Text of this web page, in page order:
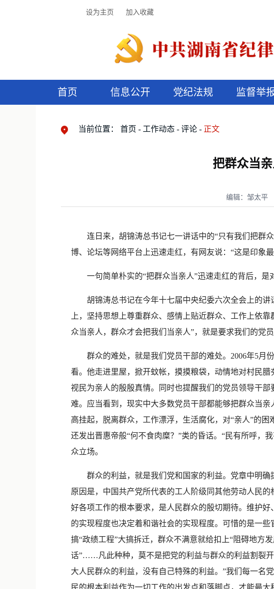
设为主页 加入收藏
首页 信息公开 党纪法规 监督举
当前位置： 首页 工作动态 评论 正文
把群众当
编辑：邹太平
连日来，胡锦涛总书记七一讲话中的“只有我们把群众
博、论坛等网络平台上迅速走红，有网友说：“这是印象
一句简单朴实的“把群众当亲人”迅速走红的背后，是
胡锦涛总书记在今年十七届中央纪委六次全会上的讲
上，坚持思想上尊重群众、感情上贴近群众、工作上依
众当亲人，群众才会把我们当亲人”，就是要求我们的党
群众的难处，就是我们党员干部的难处。2006年5月
看。他走进里屋，掀开蚊帐，摸摸粮袋，动情地对村民
视民为亲人的殷殷真情。同时也提醒我们的党员领导干
难。应当看到，现实中大多数党员干部都能够把群众当
高挂起，脱离群众，工作漂浮，生活腐化，对“亲人”的
还发出晋惠帝般“何不食肉糜？”类的昏话。“民有所呼，
众立场。
群众的利益，就是我们党和国家的利益。党章中明确
原因是，中国共产党所代表的工人阶级同其他劳动人民
好各项工作的根本要求，是人民群众的殷切期待。维护
的实现程度也决定着和谐社会的实现程度。可惜的是一
搞“政绩工程”大搞拆迁，群众不满意就给扣上“阻碍地方
话”……凡此种种，莫不是把党的利益与群众的利益割裂
大人民群众的利益，没有自己特殊的利益。”我们每一名
民的根本利益作为一切工作的出发点和落脚点，才能最